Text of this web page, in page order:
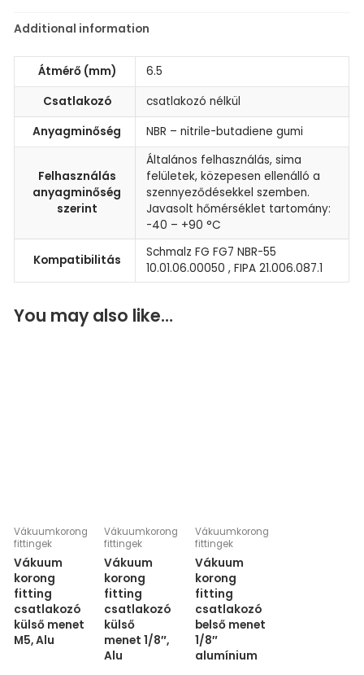
Additional information
Átmérő (mm)
6.5
Csatlakozó
csatlakozó nélkül
Anyagminőség
NBR – nitrile-butadiene gumi
Felhasználás
anyagminőség
szerint
Általános felhasználás, sima
felületek, közepesen ellenálló a
szennyeződésekkel szemben.
Javasolt hőmérséklet tartomány:
-40 – +90 °C
Kompatibilitás
Schmalz FG FG7 NBR-55
10.01.06.00050 , FIPA 21.006.087.1
You may also like…
Vákuumkorong
fittingek
Vákuum
korong
fitting
csatlakozó
külső menet
M5, Alu
Vákuumkorong
fittingek
Vákuum
korong
fitting
csatlakozó
külső
menet 1/8″,
Alu
Vákuumkorong
fittingek
Vákuum
korong
fitting
csatlakozó
belső menet
1/8″
alumínium